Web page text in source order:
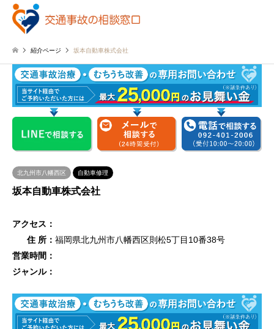
紹介ページ 坂本自動車株式会社
北九州市八幡西区 自動車修理
坂本自動車株式会社
アクセス：
住 所： 福岡県北九州市八幡西区則松5丁目10番38号
営業時間：
ジャンル：